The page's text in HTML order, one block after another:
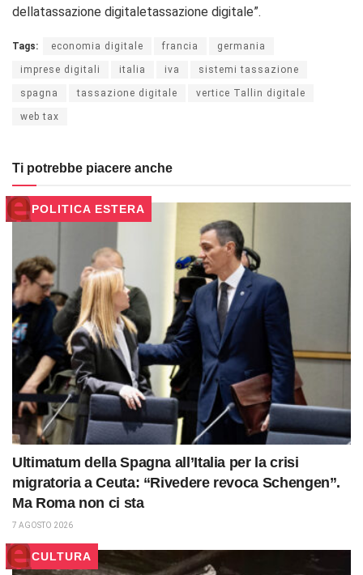
dellatassazione digitaletassazione digitale”.
Tags: economia digitale francia germania
imprese digitali italia iva sistemi tassazione
spagna tassazione digitale vertice Tallin digitale
web tax
Ti potrebbe piacere anche
POLITICA ESTERA
Ultimatum della Spagna all’Italia per la crisi
migratoria a Ceuta: “Rivedere revoca Schengen”.
Ma Roma non ci sta
7 AGOSTO 2026
CULTURA